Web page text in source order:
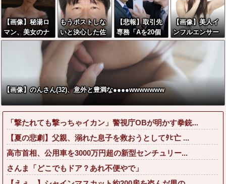
生される
【画像】秘湯ロ
マン、美女のナ
マ腋とこぼれそ
うなお乳wwww
もうポストしな
いと決心した佐
藤二朗、ついに
ポストを解禁し
た結果
【悲報】取引先
専務「Aを20個
注文する」 ぼ
く「いつも1～2
個しか使わない
けど本当に20で
あってる？」
取専「あって
る」→結果『こ
う』なったんだ
がコレワイが悪
いん
か？？？？？？
？？
【画像】美人イ
ンフルエンサー
さん「20歳でア
で買えちゃう私
って素敵」←こ
れってガチな
ん？それともネ
タなん？w w w
w w w w w w
【画像】のんさん(32)、意外と豊満な●●●●wwwwwww
「撃たれても撃っちゃイカン」警視庁OBが明かす拳銃...
【夏の悲劇】父親、溺れた息子を救おうとしてﾀﾋ亡 ...
高市首相、公用車を3000万円超の新型センチュリー...
さんま「どこでもドア？あれ不便やで」